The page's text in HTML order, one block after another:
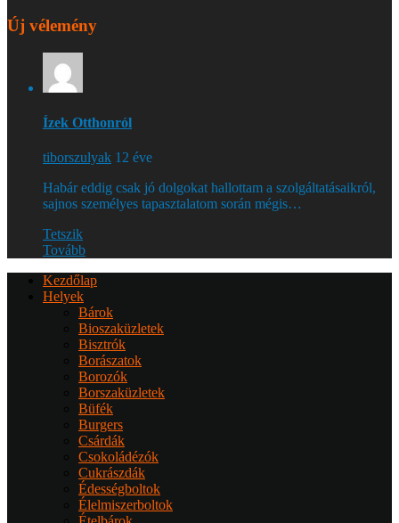
Új vélemény
Ízek Otthonról
tiborszulyak 12 éve
Habár eddig csak jó dolgokat hallottam a szolgáltatásaikról,
sajnos személyes tapasztalatom során mégis…
Tetszik
Tovább
Kezdőlap
Helyek
Bárok
Bioszaküzletek
Bisztrók
Borászatok
Borozók
Borszaküzletek
Büfék
Burgers
Csárdák
Csokoládézók
Cukrászdák
Édességboltok
Élelmiszerboltok